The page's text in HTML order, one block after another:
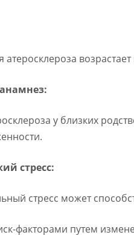
атеросклероза
у близких
стресс:
стресс может
факторами путем